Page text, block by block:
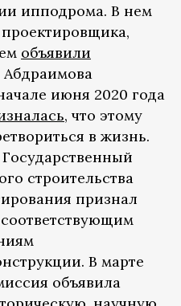
ипподрома. В нем
объявили
Абдраимова
июня 2020 года
, что этому
в жизнь.
строительства
признал
В марте
объявила